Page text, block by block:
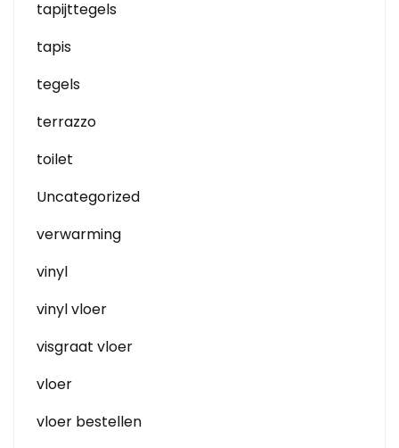
tapijttegels
tapis
tegels
terrazzo
toilet
Uncategorized
verwarming
vinyl
vinyl vloer
visgraat vloer
vloer
vloer bestellen